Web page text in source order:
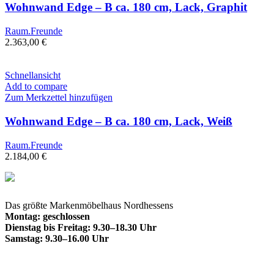
Wohnwand Edge – B ca. 180 cm, Lack, Graphit
Raum.Freunde
2.363,00 €
Schnellansicht
Add to compare
Zum Merkzettel hinzufügen
Wohnwand Edge – B ca. 180 cm, Lack, Weiß
Raum.Freunde
2.184,00 €
Das größte Markenmöbelhaus Nordhessens
Montag: geschlossen
Dienstag bis Freitag: 9.30–18.30 Uhr
Samstag: 9.30–16.00 Uhr